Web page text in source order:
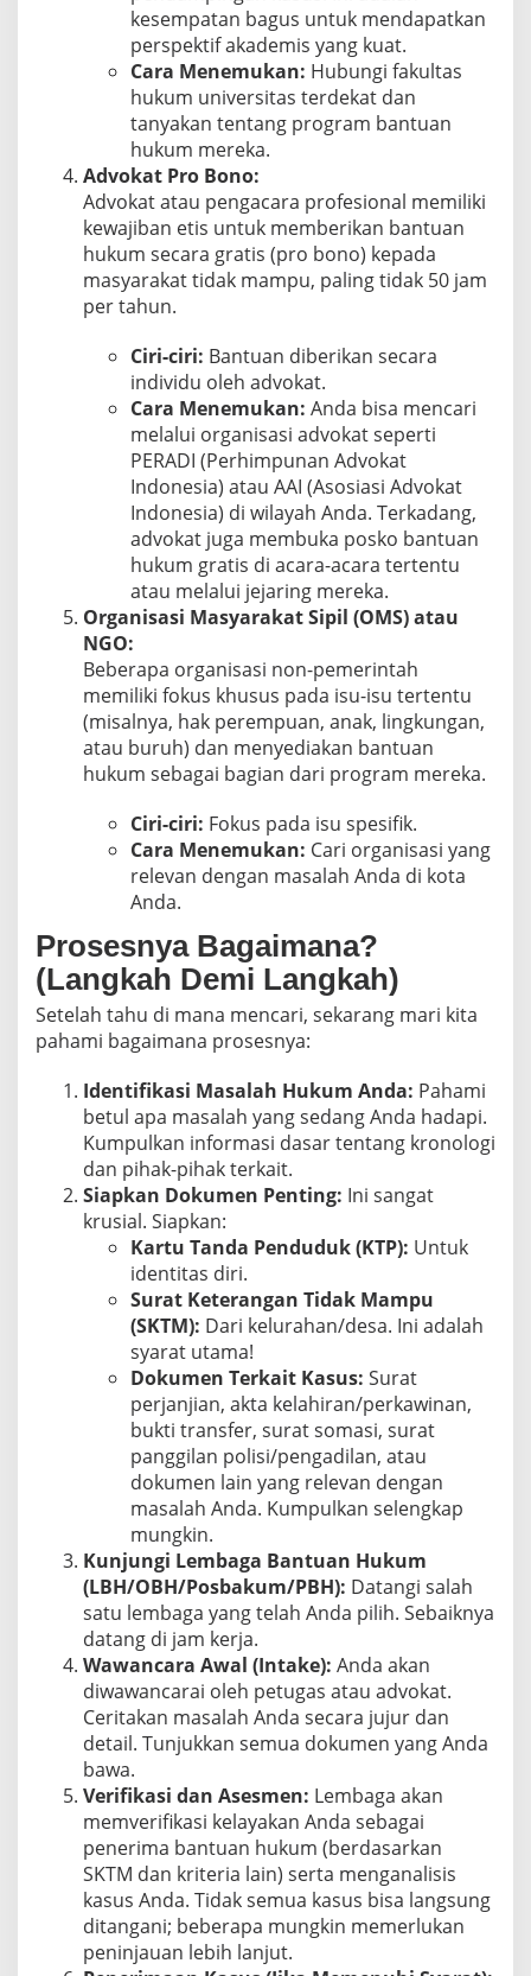
kesempatan bagus untuk mendapatkan
perspektif akademis yang kuat.
Cara Menemukan: Hubungi fakultas
hukum universitas terdekat dan
tanyakan tentang program bantuan
hukum mereka.
Advokat Pro Bono:
Advokat atau pengacara profesional memiliki
kewajiban etis untuk memberikan bantuan
hukum secara gratis (pro bono) kepada
masyarakat tidak mampu, paling tidak 50 jam
per tahun.
Ciri-ciri: Bantuan diberikan secara
individu oleh advokat.
Cara Menemukan: Anda bisa mencari
melalui organisasi advokat seperti
PERADI (Perhimpunan Advokat
Indonesia) atau AAI (Asosiasi Advokat
Indonesia) di wilayah Anda. Terkadang,
advokat juga membuka posko bantuan
hukum gratis di acara-acara tertentu
atau melalui jejaring mereka.
Organisasi Masyarakat Sipil (OMS) atau
NGO:
Beberapa organisasi non-pemerintah
memiliki fokus khusus pada isu-isu tertentu
(misalnya, hak perempuan, anak, lingkungan,
atau buruh) dan menyediakan bantuan
hukum sebagai bagian dari program mereka.
Ciri-ciri: Fokus pada isu spesifik.
Cara Menemukan: Cari organisasi yang
relevan dengan masalah Anda di kota
Anda.
Prosesnya Bagaimana?
(Langkah Demi Langkah)
Setelah tahu di mana mencari, sekarang mari kita
pahami bagaimana prosesnya:
Identifikasi Masalah Hukum Anda: Pahami
betul apa masalah yang sedang Anda hadapi.
Kumpulkan informasi dasar tentang kronologi
dan pihak-pihak terkait.
Siapkan Dokumen Penting: Ini sangat
krusial. Siapkan:
Kartu Tanda Penduduk (KTP): Untuk
identitas diri.
Surat Keterangan Tidak Mampu
(SKTM): Dari kelurahan/desa. Ini adalah
syarat utama!
Dokumen Terkait Kasus: Surat
perjanjian, akta kelahiran/perkawinan,
bukti transfer, surat somasi, surat
panggilan polisi/pengadilan, atau
dokumen lain yang relevan dengan
masalah Anda. Kumpulkan selengkap
mungkin.
Kunjungi Lembaga Bantuan Hukum
(LBH/OBH/Posbakum/PBH): Datangi salah
satu lembaga yang telah Anda pilih. Sebaiknya
datang di jam kerja.
Wawancara Awal (Intake): Anda akan
diwawancarai oleh petugas atau advokat.
Ceritakan masalah Anda secara jujur dan
detail. Tunjukkan semua dokumen yang Anda
bawa.
Verifikasi dan Asesmen: Lembaga akan
memverifikasi kelayakan Anda sebagai
penerima bantuan hukum (berdasarkan
SKTM dan kriteria lain) serta menganalisis
kasus Anda. Tidak semua kasus bisa langsung
ditangani; beberapa mungkin memerlukan
peninjauan lebih lanjut.